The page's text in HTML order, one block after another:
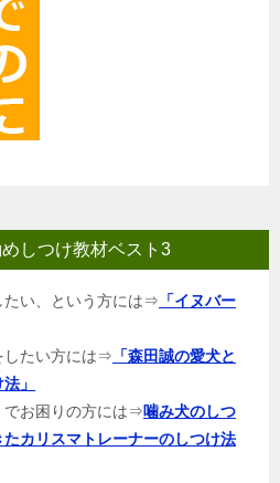
しつけ教材ベスト3
い、という方には⇒ 「イヌバー
したい方には⇒ 「森田誠の愛犬と
」
でお困りの方には⇒噛み犬のしつ
カリスマトレーナーのしつけ法